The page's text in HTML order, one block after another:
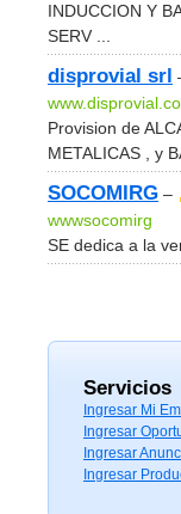
INDUCCION Y
SERV ...
disprovial srl
Provision de
METALICAS , y
SOCOMIRG –
wwwsocomirg
SE dedica a la
Servicios
Ingresar Mi
Ingresar
Ingresar
Ingresar